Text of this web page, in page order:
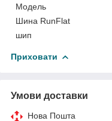
Мoдель
Шина RunFlat
шип
Приховати
Умови доставки
Нова Пошта